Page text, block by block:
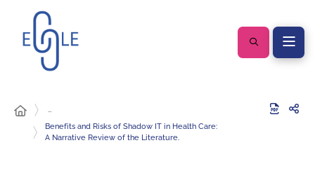
…
Benefits and Risks of Shadow IT in Health Care:
A Narrative Review of the Literature.